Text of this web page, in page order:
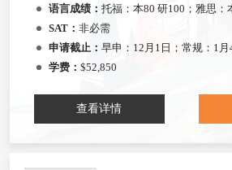
语言成绩： 托福：本80 研100；雅思：
SAT： 非必需
申请截止： 早申：12月1日；常规：1月
学费： $52,850
查看详情